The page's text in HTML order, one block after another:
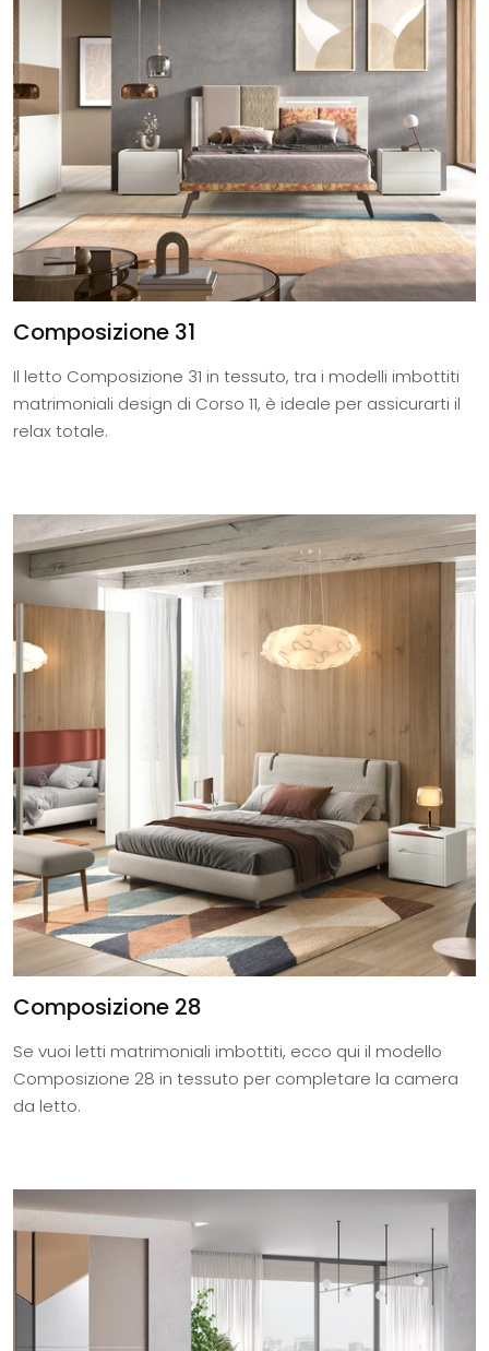
Composizione 31
Il letto Composizione 31 in tessuto, tra i modelli imbottiti
matrimoniali design di Corso 11, è ideale per assicurarti il
relax totale.
Composizione 28
Se vuoi letti matrimoniali imbottiti, ecco qui il modello
Composizione 28 in tessuto per completare la camera
da letto.